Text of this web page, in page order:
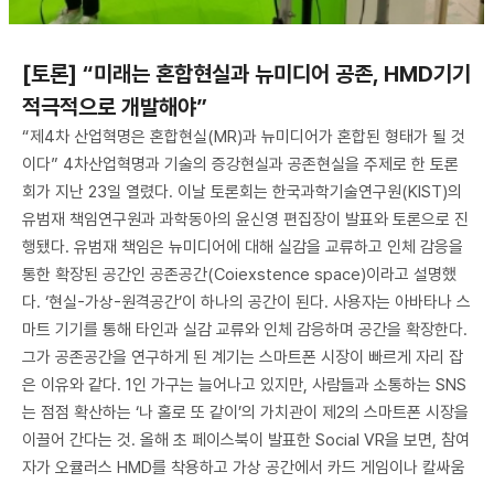
[토론] “미래는 혼합현실과 뉴미디어 공존, HMD기기
적극적으로 개발해야”
“제4차 산업혁명은 혼합현실(MR)과 뉴미디어가 혼합된 형태가 될 것
이다” 4차산업혁명과 기술의 증강현실과 공존현실을 주제로 한 토론
회가 지난 23일 열렸다. 이날 토론회는 한국과학기술연구원(KIST)의
유범재 책임연구원과 과학동아의 윤신영 편집장이 발표와 토론으로 진
행됐다. 유범재 책임은 뉴미디어에 대해 실감을 교류하고 인체 감응을
통한 확장된 공간인 공존공간(Coiexstence space)이라고 설명했
다. ‘현실-가상-원격공간’이 하나의 공간이 된다. 사용자는 아바타나 스
마트 기기를 통해 타인과 실감 교류와 인체 감응하며 공간을 확장한다.
그가 공존공간을 연구하게 된 계기는 스마트폰 시장이 빠르게 자리 잡
은 이유와 같다. 1인 가구는 늘어나고 있지만, 사람들과 소통하는 SNS
는 점점 확산하는 ‘나 홀로 또 같이’의 가치관이 제2의 스마트폰 시장을
이끌어 간다는 것. 올해 초 페이스북이 발표한 Social VR을 보면, 참여
자가 오큘러스 HMD를 착용하고 가상 공간에서 카드 게임이나 칼싸움